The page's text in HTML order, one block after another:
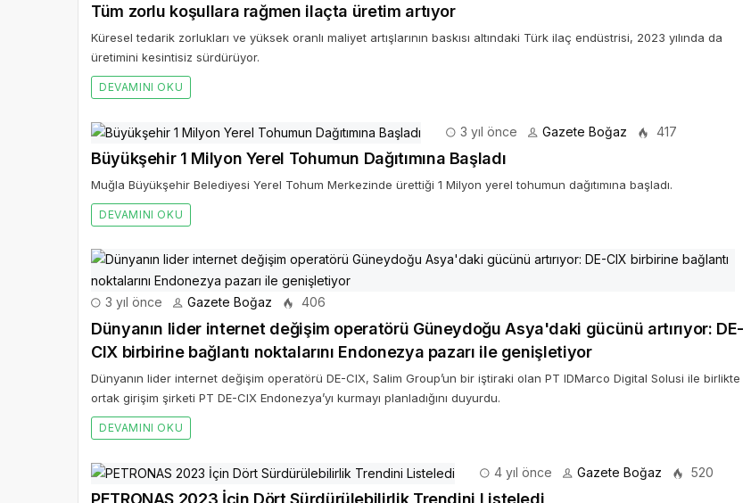
Tüm zorlu koşullara rağmen ilaçta üretim artıyor
Küresel tedarik zorlukları ve yüksek oranlı maliyet artışlarının baskısı altındaki Türk ilaç endüstrisi, 2023 yılında da
üretimini kesintisiz sürdürüyor.
DEVAMINI OKU
3 yıl önce Gazete Boğaz 417
Büyükşehir 1 Milyon Yerel Tohumun Dağıtımına Başladı
Muğla Büyükşehir Belediyesi Yerel Tohum Merkezinde ürettiği 1 Milyon yerel tohumun dağıtımına başladı.
DEVAMINI OKU
3 yıl önce Gazete Boğaz 406
Dünyanın lider internet değişim operatörü Güneydoğu Asya'daki gücünü artırıyor: DE-
CIX birbirine bağlantı noktalarını Endonezya pazarı ile genişletiyor
Dünyanın lider internet değişim operatörü DE-CIX, Salim Group’un bir iştiraki olan PT IDMarco Digital Solusi ile birlikte
ortak girişim şirketi PT DE-CIX Endonezya’yı kurmayı planladığını duyurdu.
DEVAMINI OKU
4 yıl önce Gazete Boğaz 520
PETRONAS 2023 İçin Dört Sürdürülebilirlik Trendini Listeledi